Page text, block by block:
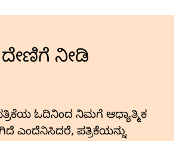
ದೇಣಿಗೆ ನೀಡಿ
ಓದಿನಿಂದ ನಿಮಗೆ ಆಧ್ಯಾತ್ಮಿಕ
ಎಂದೆನಿಸಿದರೆ, ಪತ್ರಿಕೆಯನ್ನು